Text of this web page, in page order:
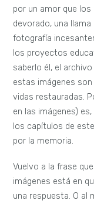
por un amor que los
devorado, una
fotografía
los proyectos
saberlo él, el
estas imágenes
vidas restauradas.
en las imágenes)
los capítulos de
por la memoria.
Vuelvo a la frase
imágenes está en
una respuesta. O al